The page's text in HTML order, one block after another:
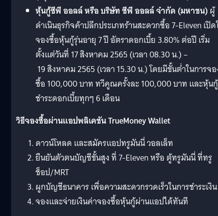
หุ้นกู้ซีพี ออลล์ หรือ บริษัท ซีพี ออลล์ จำกัด (มหาชน)ผู้
ดำเนินธุรกิจค้าปลีกประเภทร้านสะดวกซื้อ 7-Eleven เปิ
จองซื้อหุ้นกู้รุ่นอายุ 7 ปี อัตราดอกเบี้ย 3.80% ต่อปี เริ่ม
ตั้งแต่วันที่ 17 สิงหาคม 2565 (เวลา 08.30 น.) –
19 สิงหาคม 2565 (เวลา 15.30 น.) โดยมีขั้นต่ำในการจ
ซื้อ 100,000 บาท ทวีคูณครั้งละ 100,000 บาท และหุ้นกู้
ชำระดอกเบี้ยทุกๆ 6 เดือน
วิธีจองซื้อผ่านแอปพลิเคชันTrueMoney Wallet
ดาวน์โหลด และสมัครแอปทรูมันนี่ วอลเล็ท
ยืนยันตัวตนบัญชีขั้นสูง ที่ 7-Eleven หรือ ตู้ทรูมันนี่ ที่ทรู
ช็อป/MRT
ผูกบัญชีธนาคาร เพื่อความสะดวกรวดเร็วในการชำระเงิน
จองและจ่ายเงินค่าจองซื้อหุ้นกู้ผ่านแอปได้ทันที